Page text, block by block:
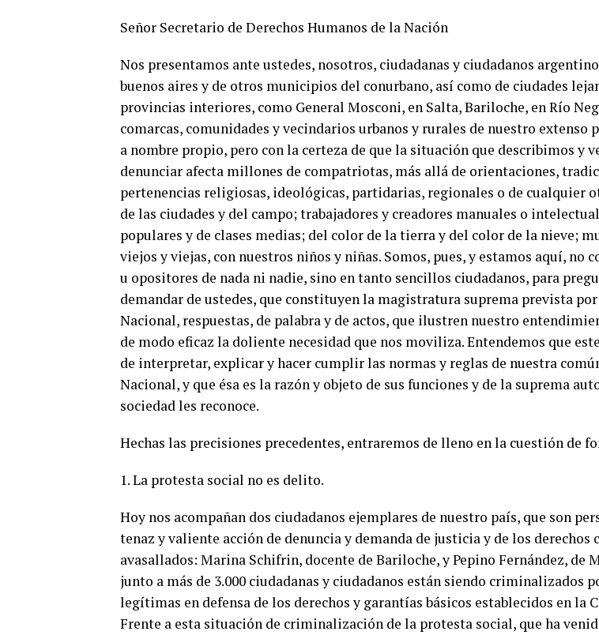
Señor Secretario de Derechos Humanos de la Nación
Nos presentamos ante ustedes, nosotros, ciudadanas y ciudadanos
buenos aires y de otros municipios del conurbano, así como de ciudades
provincias interiores, como General Mosconi, en Salta, Bariloche, en Río
comarcas, comunidades y vecindarios urbanos y rurales de nuestro extenso
a nombre propio, pero con la certeza de que la situación que describimos y
denunciar afecta millones de compatriotas, más allá de orientaciones,
pertenencias religiosas, ideológicas, partidarias, regionales o de cualquier
de las ciudades y del campo; trabajadores y creadores manuales o
populares y de clases medias; del color de la tierra y del color de la nieve;
viejos y viejas, con nuestros niños y niñas. Somos, pues, y estamos aquí, no
u opositores de nada ni nadie, sino en tanto sencillos ciudadanos, para
demandar de ustedes, que constituyen la magistratura suprema prevista
Nacional, respuestas, de palabra y de actos, que ilustren nuestro
de modo eficaz la doliente necesidad que nos moviliza. Entendemos que
de interpretar, explicar y hacer cumplir las normas y reglas de nuestra
Nacional, y que ésa es la razón y objeto de sus funciones y de la suprema
sociedad les reconoce.
Hechas las precisiones precedentes, entraremos de lleno en la cuestión de
1. La protesta social no es delito.
Hoy nos acompañan dos ciudadanos ejemplares de nuestro país, que son
tenaz y valiente acción de denuncia y demanda de justicia y de los
avasallados: Marina Schifrin, docente de Bariloche, y Pepino Fernández, de
junto a más de 3.000 ciudadanas y ciudadanos están siendo criminalizados
legítimas en defensa de los derechos y garantías básicos establecidos en la
Frente a esta situación de criminalización de la protesta social, que ha